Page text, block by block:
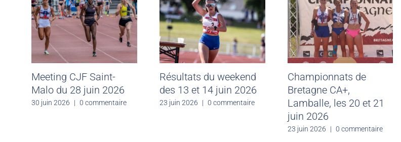
Meeting CJF Saint-
Malo du 28 juin 2026
30 juin 2026 | 0 commentaire
Résultats du weekend
des 13 et 14 juin 2026
23 juin 2026 | 0 commentaire
Championnats de
Bretagne CA+,
Lamballe, les 20 et 21
juin 2026
23 juin 2026 | 0 commentaire